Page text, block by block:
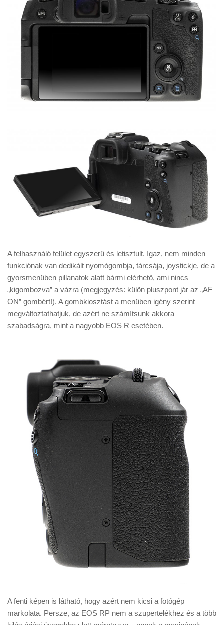
A felhasználó felület egyszerű és letisztult. Igaz, nem minden
funkciónak van dedikált nyomógombja, tárcsája, joystickje, de a
gyorsmenüben pillanatok alatt bármi elérhető, ami nincs
„kigombozva” a vázra (megjegyzés: külön pluszpont jár az „AF
ON” gombért!). A gombkiosztást a menüben igény szerint
megváltoztathatjuk, de azért ne számítsunk akkora
szabadságra, mint a nagyobb EOS R esetében.
A fenti képen is látható, hogy azért nem kicsi a fotógép
markolata. Persze, az EOS RP nem a szupertelékhez és a több